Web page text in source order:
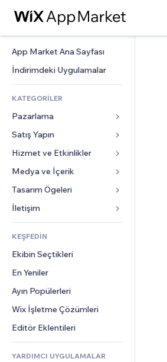
App Market Ana Sayfası
İndirimdeki Uygulamalar
KATEGORİLER
Pazarlama
Reklamlar
Mobil
Site Analizleri
Sosyal Ağ
Site Listeleri
E-posta
Satış Yapın
Mağazalar için uygulamalar
Gönderim ve Teslimat
Satış Düğmeleri
Muhasebe
Kuponlar ve Müşteri Sadakati
Depolama Çözümleri
Hizmet ve Etkinlikler
Oteller
Etkinlikler
Restoranlar
Emlak
Randevular
Medya ve İçerik
Galeri
Müzik
Podcast
Fotoğrafçılık
Video
PDF
Dosya Paylaşımı
Haberler
Tasarım Ögeleri
Haritalar ve Navigasyon
Gizlilik ve Güvenlik
Saat
Sayfa Şablonları
Görüntü Efektleri
Düğmeler ve Menüler
Afişler ve Rozetler
Hesap Makineleri
Arama
Hava Durumu
Formlar
Blog
Anketler
Sohbet
Yorumlar
Telefon
Topluluk
Değerlendirmeler ve Müşteri
KEŞFEDİN
Ekibin Seçtikleri
En Yeniler
Ayın Popülerleri
Wix İşletme Çözümleri
Editör Eklentileri
YARDIMCI UYGULAMALAR